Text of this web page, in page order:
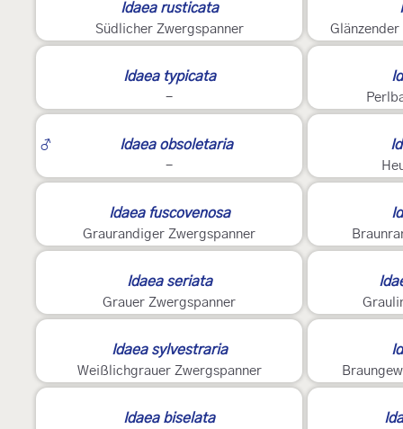
Idaea rusticata
Südlicher Zwergspanner
Idaea typicata
-
♂
Idaea obsoletaria
-
Idaea fuscovenosa
Graurandiger Zwergspanner
Idaea seriata
Grauer Zwergspanner
Idaea sylvestraria
Weißlichgrauer Zwergspanner
Idaea biselata